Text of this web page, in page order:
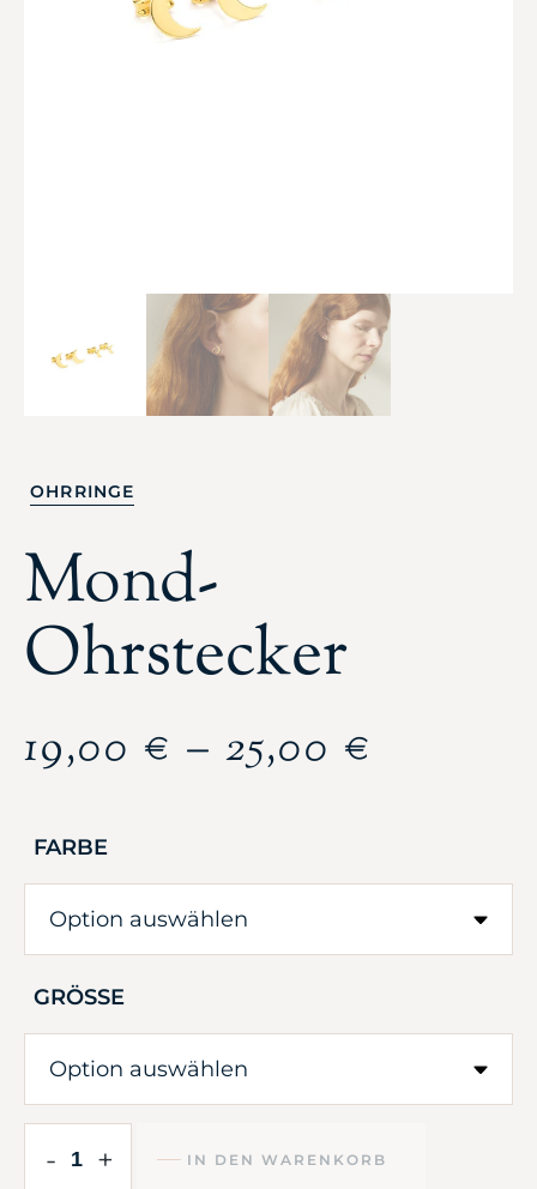
OHRRINGE
Mond-
Ohrstecker
19,00 € – 25,00 €
FARBE
GRÖSSE
- + IN DEN WARENKORB